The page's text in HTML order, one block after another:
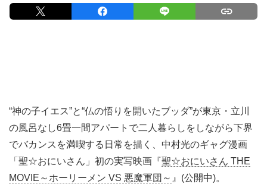
“神の子イエス”と“仏の悟りを開いたブッダ”が東京・立川
の風呂なし6畳一間アパートで二人暮らしをしながら下界
でバカンスを満喫する日常を描く、中村光のギャグ漫画
「聖☆おにいさん」初の実写映画『聖☆おにいさん THE
MOVIE～ホーリーメン VS 悪魔軍団～ 』(公開中)。